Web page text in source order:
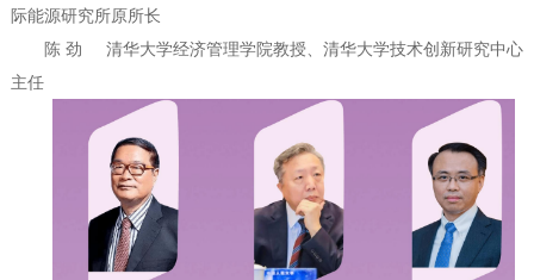
际能源研究所原所长
陈 劲 清华大学经济管理学院教授、清华大学技术创新研究中心
主任